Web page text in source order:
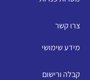
צרו קשר
מידע שימושי
קבלה ורישום